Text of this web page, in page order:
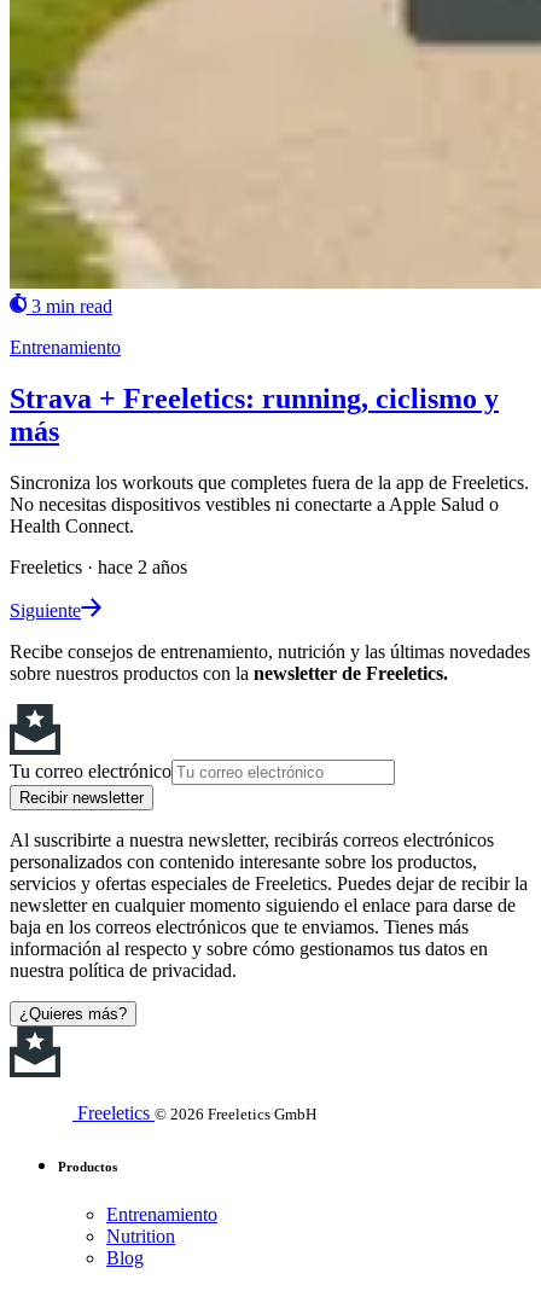
3 min read
Entrenamiento
Strava + Freeletics: running, ciclismo y
más
Sincroniza los workouts que completes fuera de la app de Freeletics.
No necesitas dispositivos vestibles ni conectarte a Apple Salud o
Health Connect.
Freeletics · hace 2 años
Siguiente
Recibe consejos de entrenamiento, nutrición y las últimas novedades
sobre nuestros productos con la newsletter de Freeletics.
Tu correo electrónico
Recibir newsletter
Al suscribirte a nuestra newsletter, recibirás correos electrónicos
personalizados con contenido interesante sobre los productos,
servicios y ofertas especiales de Freeletics. Puedes dejar de recibir la
newsletter en cualquier momento siguiendo el enlace para darse de
baja en los correos electrónicos que te enviamos. Tienes más
información al respecto y sobre cómo gestionamos tus datos en
nuestra política de privacidad.
¿Quieres más?
Freeletics © 2026 Freeletics GmbH
Productos
Entrenamiento
Nutrition
Blog